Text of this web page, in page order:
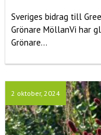
Sveriges bidrag till
Grönare MöllanVi har
Grönare...
2 oktober, 2024